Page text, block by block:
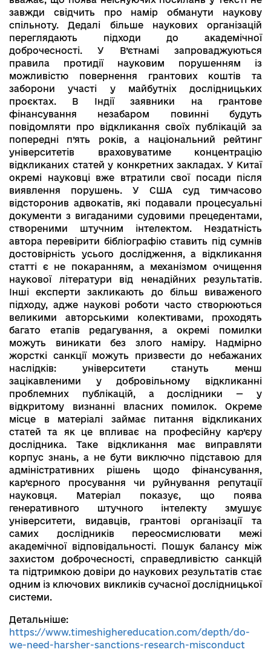
завжди свідчить про намір обманути наукову
спільноту. Дедалі більше наукових організацій
переглядають підходи до академічної
доброчесності. У В’єтнамі запроваджуються
правила протидії науковим порушенням із
можливістю повернення грантових коштів та
заборони участі у майбутніх дослідницьких
проєктах. В Індії заявники на грантове
фінансування незабаром повинні будуть
повідомляти про відкликання своїх публікацій за
попередні п’ять років, а національний рейтинг
університетів враховуватиме концентрацію
відкликаних статей у конкретних закладах. У Китаї
окремі науковці вже втратили свої посади після
виявлення порушень. У США суд тимчасово
відсторонив адвокатів, які подавали процесуальні
документи з вигаданими судовими прецедентами,
створеними штучним інтелектом. Нездатність
автора перевірити бібліографію ставить під сумнів
достовірність усього дослідження, а відкликання
статті є не покаранням, а механізмом очищення
наукової літератури від ненадійних результатів.
Інші експерти закликають до більш виваженого
підходу, адже наукові роботи часто створюються
великими авторськими колективами, проходять
багато етапів редагування, а окремі помилки
можуть виникати без злого наміру. Надмірно
жорсткі санкції можуть призвести до небажаних
наслідків: університети стануть менш
зацікавленими у добровільному відкликанні
проблемних публікацій, а дослідники — у
відкритому визнанні власних помилок. Окреме
місце в матеріалі займає питання відкликаних
статей та як це впливає на професійну кар’єру
дослідника. Таке відкликання має виправляти
корпус знань, а не бути виключно підставою для
адміністративних рішень щодо фінансування,
кар’єрного просування чи руйнування репутації
науковця. Матеріал показує, що поява
генеративного штучного інтелекту змушує
університети, видавців, грантові організації та
самих дослідників переосмислювати межі
академічної відповідальності. Пошук балансу між
захистом доброчесності, справедливістю санкцій
та підтримкою довіри до наукових результатів стає
одним із ключових викликів сучасної дослідницької
системи.
Детальніше:
https://www.timeshighereducation.com/depth/do-
we-need-harsher-sanctions-research-misconduct